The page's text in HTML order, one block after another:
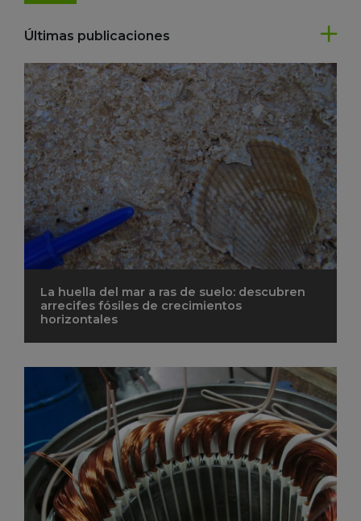
Últimas publicaciones
La huella del mar a ras de suelo: descubren
arrecifes fósiles de crecimientos
horizontales